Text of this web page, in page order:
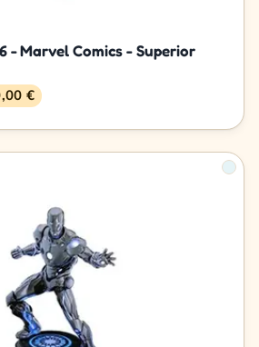
- Marvel Comics - Superior
€